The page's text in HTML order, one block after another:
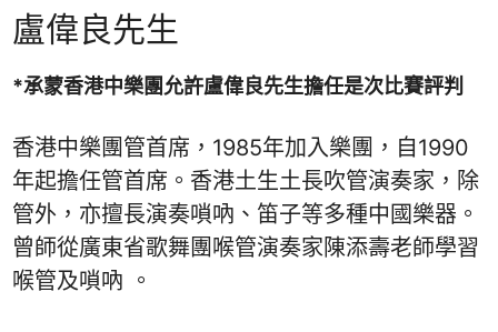
盧偉良先生
*承蒙香港中樂團允許盧偉良先生擔任是次比賽評判
香港中樂團管首席，1985年加入樂團，自1990
年起擔任管首席。香港土生土長吹管演奏家，除
管外，亦擅長演奏嗩吶、笛子等多種中國樂器。
曾師從廣東省歌舞團喉管演奏家陳添壽老師學習
喉管及嗩吶 。